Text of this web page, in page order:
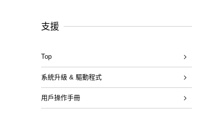
支援
Top
系統升級 & 驅動程式
用戶操作手冊